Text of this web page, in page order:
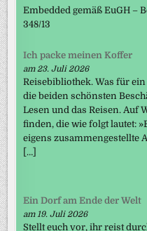
Embedded gemäß EuGH –
348/13
Ich packe meinen Koffer
am 23. Juli 2026
Reisebibliothek. Was für
die beiden schönsten
Lesen und das Reisen. Auf
finden, die wie folgt lautet:
eigens zusammengestellte
[…]
Ein Dorf am Ende der Welt
am 19. Juli 2026
Stellt euch vor, ihr reist